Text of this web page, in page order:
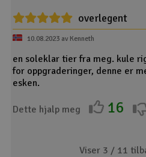
overlegent
10.08.2023 av Kenneth
en soleklar tier fra meg. kule
for oppgraderinger, denne er
esken.
Dette hjalp meg 16
Viser 3 / 11